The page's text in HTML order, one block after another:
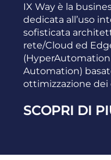
IX Way è la
dedicata all’uso
sofisticata
rete/Cloud ed
Automation)
ottimizzazione dei
SCOPRI DI